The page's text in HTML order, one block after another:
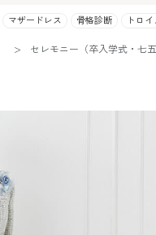
マザードレス 骨格診断 トロ
セレモニー（卒入学式・七